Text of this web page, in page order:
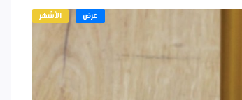
الأشهر عرض